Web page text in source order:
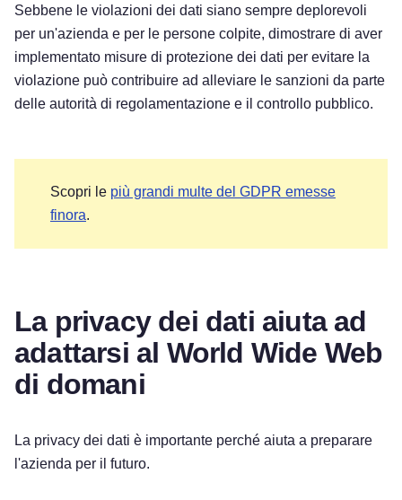
Sebbene le violazioni dei dati siano sempre deplorevoli
per un'azienda e per le persone colpite, dimostrare di aver
implementato misure di protezione dei dati per evitare la
violazione può contribuire ad alleviare le sanzioni da parte
delle autorità di regolamentazione e il controllo pubblico.
Scopri le più grandi multe del GDPR emesse
finora.
La privacy dei dati aiuta ad
adattarsi al World Wide Web
di domani
La privacy dei dati è importante perché aiuta a preparare
l'azienda per il futuro.